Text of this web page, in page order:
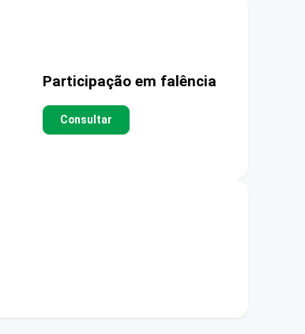
Participação em falência
Consultar